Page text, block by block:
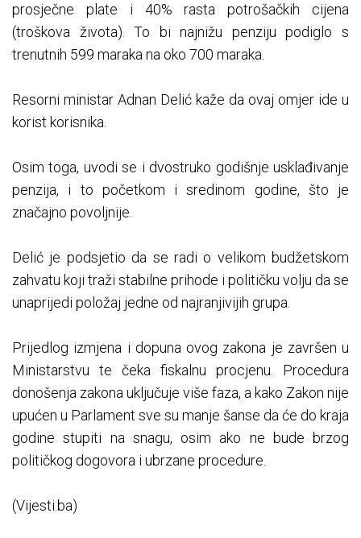
prosječne plate i 40% rasta potrošačkih cijena
(troškova života). To bi najnižu penziju podiglo s
trenutnih 599 maraka na oko 700 maraka.
Resorni ministar Adnan Delić kaže da ovaj omjer ide u
korist korisnika.
Osim toga, uvodi se i dvostruko godišnje usklađivanje
penzija, i to početkom i sredinom godine, što je
značajno povoljnije.
Delić je podsjetio da se radi o velikom budžetskom
zahvatu koji traži stabilne prihode i političku volju da se
unaprijedi položaj jedne od najranjivijih grupa.
Prijedlog izmjena i dopuna ovog zakona je završen u
Ministarstvu te čeka fiskalnu procjenu. Procedura
donošenja zakona uključuje više faza, a kako Zakon nije
upućen u Parlament sve su manje šanse da će do kraja
godine stupiti na snagu, osim ako ne bude brzog
političkog dogovora i ubrzane procedure.
(Vijesti.ba)